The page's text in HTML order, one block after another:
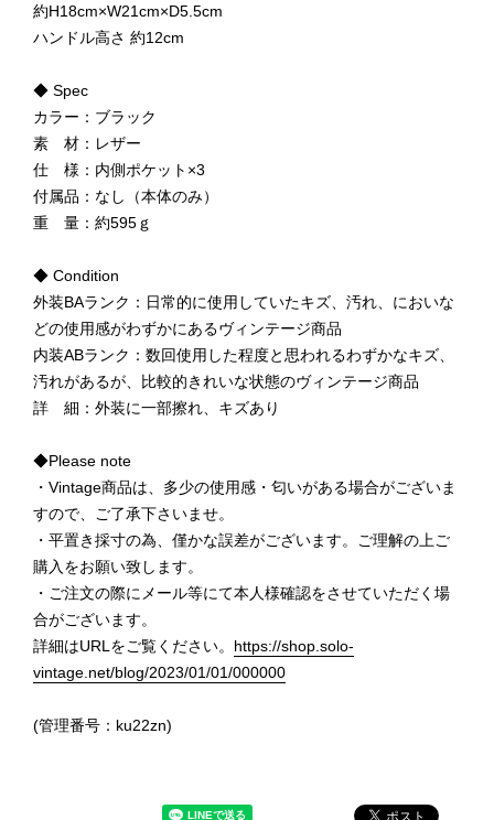
約H18cm×W21cm×D5.5cm
ハンドル高さ 約12cm
◆ Spec
カラー：ブラック
素 材：レザー
仕 様：内側ポケット×3
付属品：なし（本体のみ）
重 量：約595ｇ
◆ Condition
外装BAランク：日常的に使用していたキズ、汚れ、においな
どの使用感がわずかにあるヴィンテージ商品
内装ABランク：数回使用した程度と思われるわずかなキズ、
汚れがあるが、比較的きれいな状態のヴィンテージ商品
詳 細：外装に一部擦れ、キズあり
◆Please note
・Vintage商品は、多少の使用感・匂いがある場合がございま
すので、ご了承下さいませ。
・平置き採寸の為、僅かな誤差がございます。ご理解の上ご
購入をお願い致します。
・ご注文の際にメール等にて本人様確認をさせていただく場
合がございます。
詳細はURLをご覧ください。 https://shop.solo-
vintage.net/blog/2023/01/01/000000
(管理番号：ku22zn)